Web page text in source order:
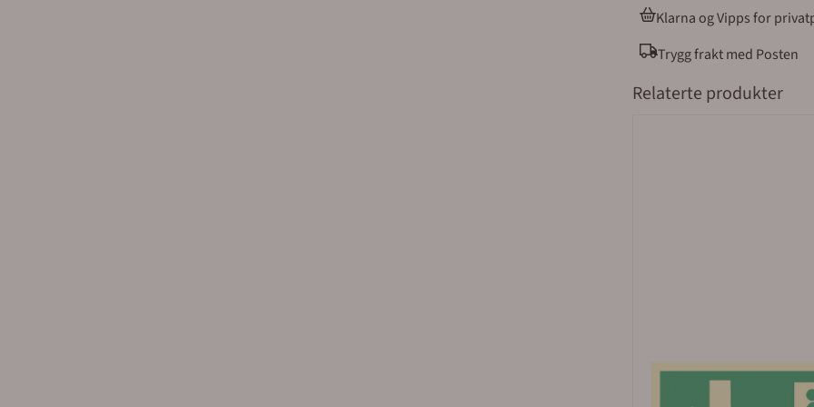
Oslo, Akershus og Østfold. Merkefabrikken holder til i Hølen i Vestby kommune
Klarna og Vipps for
Trygg frakt med Posten
Relaterte produkter